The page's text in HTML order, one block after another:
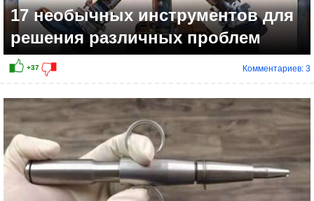
17 необычных инструментов для
решения различных проблем
Комментариев: 3